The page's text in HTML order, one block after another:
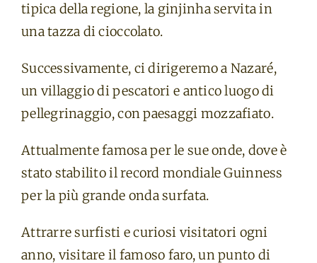
tipica della regione, la ginjinha servita in
una tazza di cioccolato.
Successivamente, ci dirigeremo a Nazaré,
un villaggio di pescatori e antico luogo di
pellegrinaggio, con paesaggi mozzafiato.
Attualmente famosa per le sue onde, dove è
stato stabilito il record mondiale Guinness
per la più grande onda surfata.
Attrarre surfisti e curiosi visitatori ogni
anno, visitare il famoso faro, un punto di